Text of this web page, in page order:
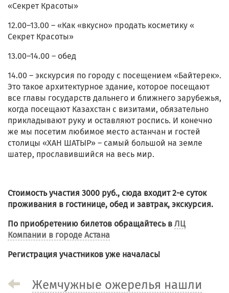
«Секрет Красоты»
12.00–13.00 – «Как «вкусно» продать косметику «
Секрет Красоты»
13.00–14.00 – обед
14.00 – экскурсия по городу с посещением «Байтерек».
Это такое архитектурное здание, которое посещают
все главы государств дальнего и ближнего зарубежья,
когда посещают Казахстан с визитами, обязательно
прикладывают руку и оставляют роспись. И конечно
же мы посетим любимое место астанчан и гостей
столицы «ХАН ШАТЫР» – самый большой на земле
шатер, прославившийся на весь мир.
Стоимость участия 3000 руб., сюда входит 2-е суток
проживания в гостинице, обед и завтрак, экскурсия.
По приобретению билетов обращайтесь в ЛЦ
Компании в городе Астана
Регистрация участников уже началась!
Жемчужные ожерелья нашли